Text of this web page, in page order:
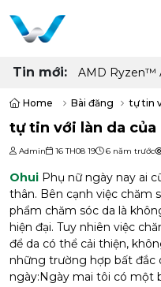
Tin mới:
AMD Ryzen™
Home Bài đăng tự tin
tự tin với làn da
Admin 16 TH08 19 6 năm trước
Ohui Phụ nữ ngày nay ai
thân. Bên cạnh việc chăm
phẩm chăm sóc da là
hiện đại. Tuy nhiên việc
để da có thể cải thiện,
những trường hợp bất đắc
ngày:Ngày mai tôi có một